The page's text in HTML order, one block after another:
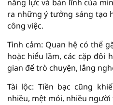
năng lực và bản lĩnh của
ra những ý tưởng sáng tạo
công việc.
Tình cảm: Quan hệ có thể
hoặc hiểu lầm, các cặp đôi
gian để trò chuyện, lắng
Tài lộc: Tiền bạc cũng
nhiều, mệt mỏi, nhiều